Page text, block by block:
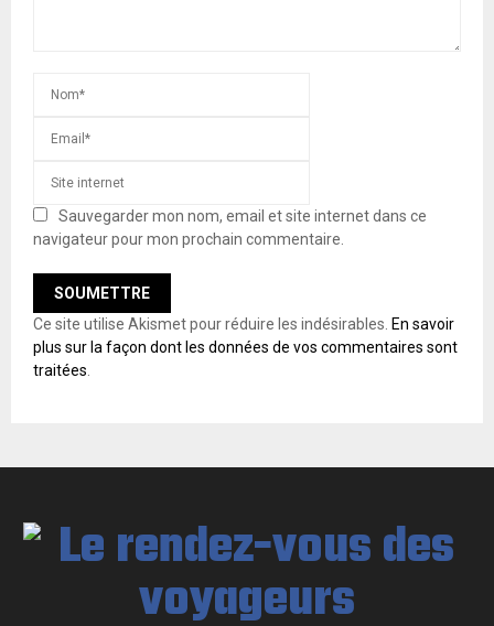
Sauvegarder mon nom, email et site internet dans ce
navigateur pour mon prochain commentaire.
Ce site utilise Akismet pour réduire les indésirables. En savoir
plus sur la façon dont les données de vos commentaires sont
traitées